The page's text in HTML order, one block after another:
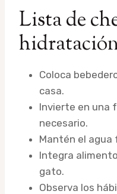
Lista de
Coloca
casa.
Invierte en una
necesario.
Mantén el agua
Integra
gato.
Observa los